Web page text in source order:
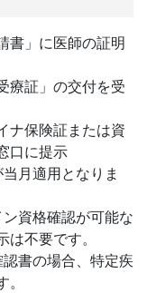
書」に医師の証明
療証」の交付を受
ナ保険証または資
口に提示
月適用となりま
資格確認が可能な
不要です。
書の場合、特定疾